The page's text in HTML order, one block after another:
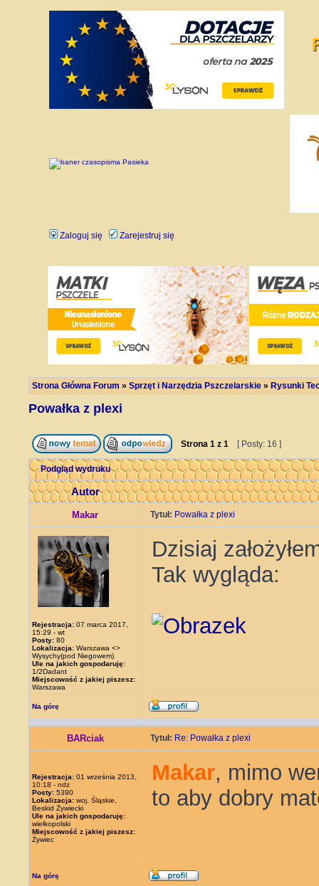
Zaloguj się Zarejestruj się
Strona Główna Forum » Sprzęt i Narzędzia Pszczelarskie » Rysunki
Powałka z plexi
Strona 1 z 1 [ Posty: 16 ]
Podgląd wydruku
Autor
Makar Tytuł: Powałka z plexi
Rejestracja: 07 marca 2017,
15:29 - wt
Posty: 80
Lokalizacja: Warszawa <>
Wysychy(pod Niegowem)
Ule na jakich gospodaruję:
1/2Dadant
Miejscowość z jakiej piszesz:
Warszawa
Dzisiaj
Tak wygląda:
Na górę
BARciak Tytuł: Re: Powałka z plexi
Rejestracja: 01 września 2013,
10:18 - ndz
Posty: 5390
Lokalizacja: woj. Śląskie,
Beskid Żywiecki
Ule na jakich gospodaruję:
wielkopolski
Miejscowość z jakiej piszesz:
Żywiec
Makar, mimo
to aby dobry
Na górę